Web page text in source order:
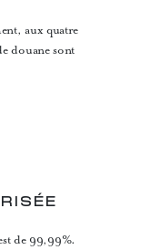
aux quatre
douane sont
de 99,99%.